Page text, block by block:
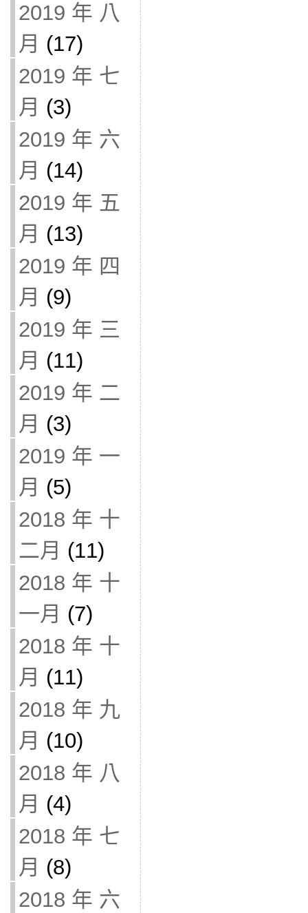
2019 年 八
月 (17)
2019 年 七
月 (3)
2019 年 六
月 (14)
2019 年 五
月 (13)
2019 年 四
月 (9)
2019 年 三
月 (11)
2019 年 二
月 (3)
2019 年 一
月 (5)
2018 年 十
二月 (11)
2018 年 十
一月 (7)
2018 年 十
月 (11)
2018 年 九
月 (10)
2018 年 八
月 (4)
2018 年 七
月 (8)
2018 年 六